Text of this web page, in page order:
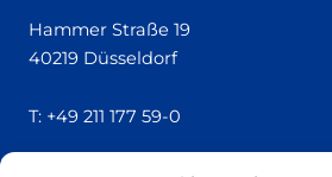
Hammer Straße 19
40219 Düsseldorf
T: +49 211 177 59-0